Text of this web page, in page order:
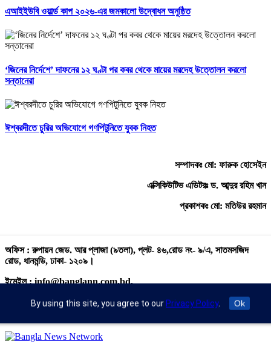
এআইইউবি ওয়ার্ল্ড কাপ ২০২৬-এর জমকালো উদ্বোধন অনুষ্ঠিত
‘জিনের নির্দেশে’ দাফনের ১২ ঘণ্টা পর কবর থেকে মায়ের মরদেহ উত্তোলন করলো
সন্তানেরা
ঈশ্বরদীতে চুরির অভিযোগে গণপিটুনিতে যুবক নিহত
সম্পাদকঃ মো: ফারুক হোসেইন
এক্সিকিউটিভ এডিটরঃ ড. আব্দুর রহিম খান
প্রকাশকঃ মো: মতিউর রহমান
অফিস : রুপায়ন জেড. আর প্লাজা (৯তলা), প্লট- ৪৬,রোড নং- ৯/এ, সাতমসজিদ
রোড, ধানমন্ডি, ঢাকা- ১২০৯।
ইমেইল : info@banglann.com.bd,
By using this site, you agree to ourPrivacy Policy. Ok